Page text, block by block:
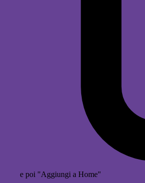
e poi "Aggiungi a Home"